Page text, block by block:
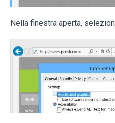
Nella finestra aperta,